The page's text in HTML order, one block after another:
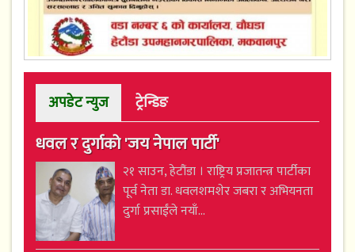
अपडेट न्युज ट्रेन्डिङ
धवल र दुर्गाको 'जय नेपाल पार्टी'
२१ साउन, हेटौंडा । राष्ट्रिय प्रजातन्त्र पार्टीका
पूर्व नेता डा. धवलशमशेर जबरा र अभियनता
दुर्गा प्रसाईंले नयाँ...